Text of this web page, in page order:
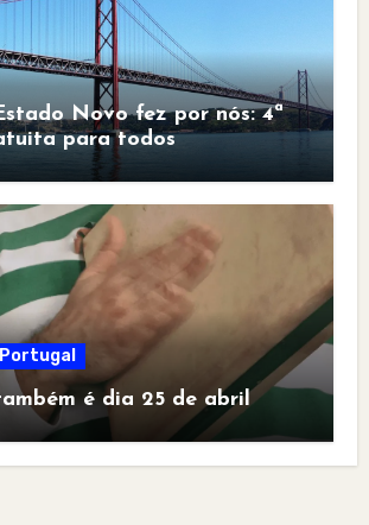
Novo fez por nós: 4ª
para todos
Portugal
é dia 25 de abril